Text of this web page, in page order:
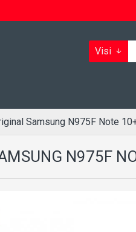
Visi
Samsung N975F Note
N975F